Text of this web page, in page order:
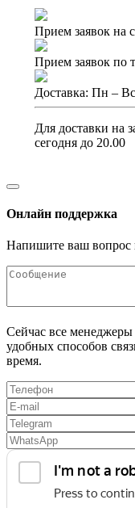
Прием заявок на
Прием заявок по
Доставка: Пн –
Для доставки на
сегодня до 20.00
Онлайн поддержка
Напишите ваш вопрос
Сейчас все менеджеры
удобных способов
время.